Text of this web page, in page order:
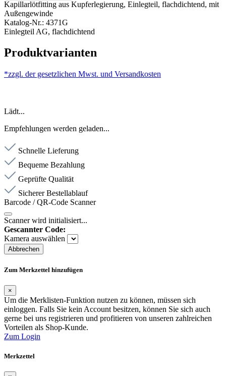
Kapillarlötfitting aus Kupferlegierung, Einlegteil, flachdichtend, mit
Außengewinde
Katalog-Nr.: 4371G
Einlegteil AG, flachdichtend
Produktvarianten
*zzgl. der gesetzlichen Mwst. und Versandkosten
Lädt...
Empfehlungen werden geladen...
Schnelle Lieferung
Bequeme Bezahlung
Geprüfte Qualität
Sicherer Bestellablauf
Barcode / QR-Code Scanner
Scanner wird initialisiert...
Gescannter Code:
Kamera auswählen
Abbrechen
Zum Merkzettel hinzufügen
×
Um die Merklisten-Funktion nutzen zu können, müssen sich
einloggen. Falls Sie kein Account besitzen, können Sie sich auch
gerne bei uns registrieren und profitieren von unseren zahlreichen
Vorteilen als Shop-Kunde.
Zum Login
Merkzettel